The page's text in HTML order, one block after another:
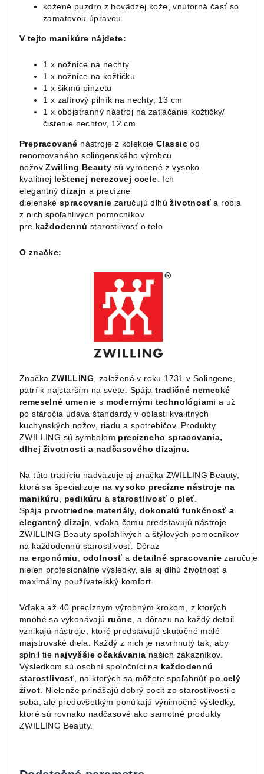
kožené puzdro z hovädzej kože, vnútorná časť so
zamatovou úpravou
V tejto manikúre nájdete:
1 x nožnice na nechty
1 x nožnice na kožtičku
1 x šikmú pinzetu
1 x zafírový pilník na nechty, 13 cm
1 x obojstranný nástroj na zatláčanie kožtičky/
čistenie nechtov, 12 cm
Prepracované nástroje z kolekcie Classic od
renomovaného solingenského výrobcu
nožov Zwilling Beauty sú vyrobené z vysoko
kvalitnej leštenej nerezovej ocele . Ich
elegantný dizajn a precízne
dielenské spracovanie zaručujú dlhú životnosť a robia
z nich spoľahlivých pomocníkov
pre každodennú starostlivosť o telo.
O značke:
Značka ZWILLING , založená v roku 1731 v Solingene,
patrí k najstarším na svete. Spája tradičné nemecké
remeselné umenie s modernými technológiami a už
po stáročia udáva štandardy v oblasti kvalitných
kuchynských nožov, riadu a spotrebičov. Produkty
ZWILLING sú symbolom precízneho spracovania,
dlhej životnosti a nadčasového dizajnu.
Na túto tradíciu nadväzuje aj značka ZWILLING Beauty,
ktorá sa špecializuje na vysoko precízne nástroje na
manikúru
pedikúru a starostlivosť o pleť
Spája prvotriedne materiály, dokonalú funkčnosť a
elegantný dizajn , vďaka čomu predstavujú nástroje
ZWILLING Beauty spoľahlivých a štýlových pomocníkov
na každodennú starostlivosť. Dôraz
na ergonómiu odolnosť a detailné spracovanie zaručuje
nielen profesionálne výsledky, ale aj dlhú životnosť a
maximálny používateľský komfort.
Vďaka až 40 precíznym výrobným krokom, z ktorých
mnohé sa vykonávajú ručne , a dôrazu na každý detail
vznikajú nástroje, ktoré predstavujú skutočné malé
majstrovské diela. Každý z nich je navrhnutý tak, aby
splnil tie najvyššie očakávania našich zákazníkov.
Výsledkom sú osobní spoločníci na každodennú
starostlivosť , na ktorých sa môžete spoľahnúť po celý
život . Nielenže prinášajú dobrý pocit zo starostlivosti o
seba, ale predovšetkým ponúkajú výnimočné výsledky,
ktoré sú rovnako nadčasové ako samotné produkty
ZWILLING Beauty.